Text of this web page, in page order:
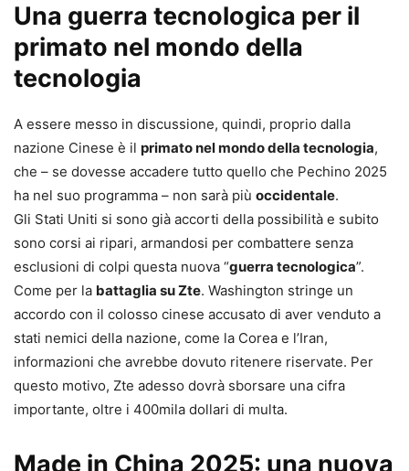
Una guerra tecnologica per il
primato nel mondo della
tecnologia
A essere messo in discussione, quindi, proprio dalla
nazione Cinese è il primato nel mondo della tecnologia,
che – se dovesse accadere tutto quello che Pechino 2025
ha nel suo programma – non sarà più occidentale.
Gli Stati Uniti si sono già accorti della possibilità e subito
sono corsi ai ripari, armandosi per combattere senza
esclusioni di colpi questa nuova “guerra tecnologica”.
Come per la battaglia su Zte. Washington stringe un
accordo con il colosso cinese accusato di aver venduto a
stati nemici della nazione, come la Corea e l’Iran,
informazioni che avrebbe dovuto ritenere riservate. Per
questo motivo, Zte adesso dovrà sborsare una cifra
importante, oltre i 400mila dollari di multa.
Made in China 2025: una nuova